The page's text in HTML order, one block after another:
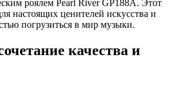
роялем Pearl River GP188A. Этот
настоящих ценителей искусства и
погрузиться в мир музыки.
качества и